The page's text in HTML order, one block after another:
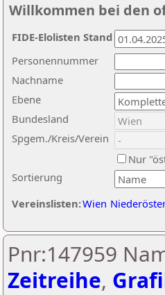
Willkommen bei den
Nachname
Ebene
Sortierung
Personennummer
Bundesland
Spgem./Kreis/Verein
Nur
Vereinslisten:Wien
FIDE-Elolisten Stand
Pnr:147959
Zeitreihe,